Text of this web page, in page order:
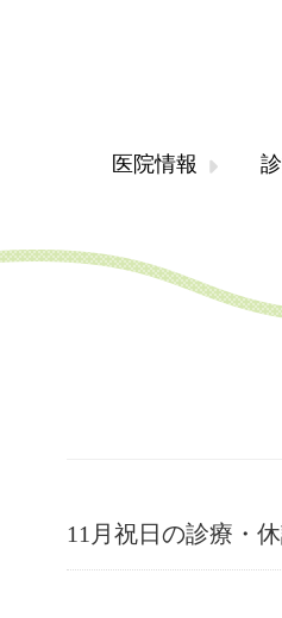
医院情報
11月祝日の診療・